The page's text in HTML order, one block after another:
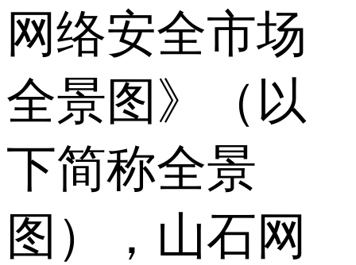
网络安全市场
全景图》（以
下简称全景
图），山石网